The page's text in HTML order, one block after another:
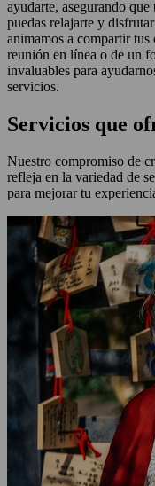
ayudarte, asegurando
puedas relajarte y
animamos a compartir tus
reunión en línea o de un
invaluables para
servicios.
Servicios que
Nuestro compromiso de
refleja en la variedad de
para mejorar tu